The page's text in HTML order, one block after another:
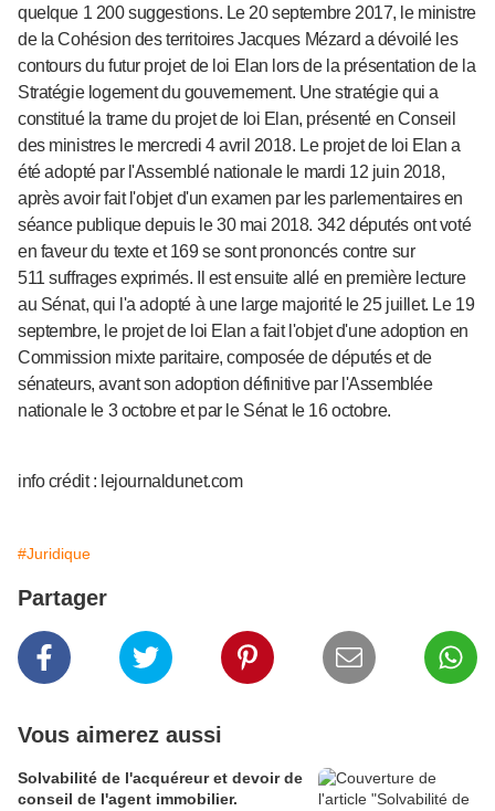
quelque 1 200 suggestions. Le 20 septembre 2017, le ministre
de la Cohésion des territoires Jacques Mézard a dévoilé les
contours du futur projet de loi Elan lors de la présentation de la
Stratégie logement du gouvernement. Une stratégie qui a
constitué la trame du projet de loi Elan, présenté en Conseil
des ministres le mercredi 4 avril 2018. Le projet de loi Elan a
été adopté par l'Assemblé nationale le mardi 12 juin 2018,
après avoir fait l'objet d'un examen par les parlementaires en
séance publique depuis le 30 mai 2018. 342 députés ont voté
en faveur du texte et 169 se sont prononcés contre sur
511 suffrages exprimés. Il est ensuite allé en première lecture
au Sénat, qui l'a adopté à une large majorité le 25 juillet. Le 19
septembre, le projet de loi Elan a fait l'objet d'une adoption en
Commission mixte paritaire, composée de députés et de
sénateurs, avant son adoption définitive par l'Assemblée
nationale le 3 octobre et par le Sénat le 16 octobre.
info crédit : lejournaldunet.com
#Juridique
Partager
Vous aimerez aussi
Solvabilité de l'acquéreur et devoir de
conseil de l'agent immobilier.